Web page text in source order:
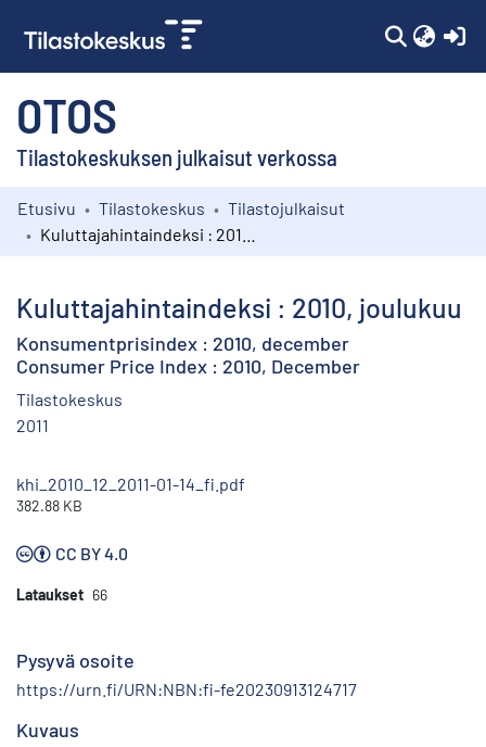
OTOS
Tilastokeskuksen julkaisut verkossa
Kokoelmat
Etusivu Tilastokeskus
Tilastojulkaisut
Kuluttajahintaindeksi : 2010, joulukuu
Konsumentprisindex : 2010, december
Consumer Price Index : 2010, December
Tilastokeskus
2011
khi_2010_12_2011-01-14_fi.pdf
382.88 KB
CC BY 4.0
Lataukset 66
Pysyvä osoite
https://urn.fi/URN:NBN:fi-fe20230913124717
Kuvaus